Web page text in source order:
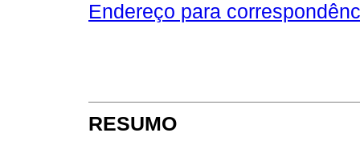
Endereço para
RESUMO